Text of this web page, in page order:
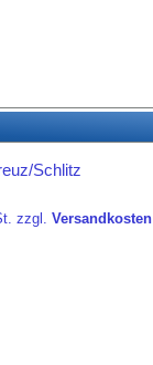
Schlitz
zzgl.Versandkosten